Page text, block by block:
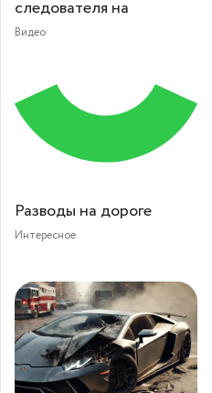
следователя на
Видео
Разводы на дороге
Интересное